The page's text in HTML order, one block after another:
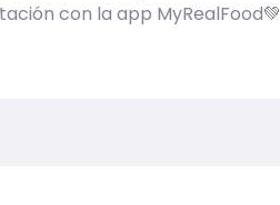
con la app MyRealFood💚